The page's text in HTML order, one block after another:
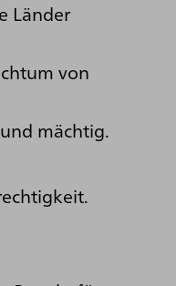
Länder
von
mächtig.